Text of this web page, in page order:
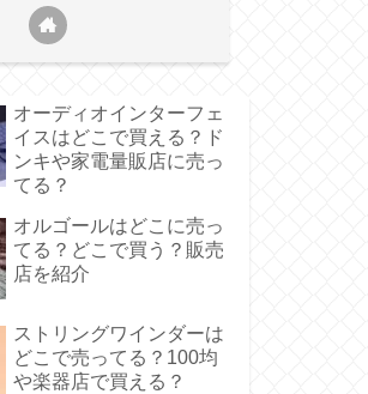
オーディオインターフェ
イスはどこで買える？ド
ンキや家電量販店に売っ
てる？
オルゴールはどこに売っ
てる？どこで買う？販売
店を紹介
ストリングワインダーは
どこで売ってる？100均
や楽器店で買える？